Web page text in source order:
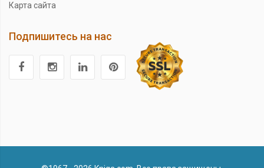
Карта сайта
Подпишитесь на нас